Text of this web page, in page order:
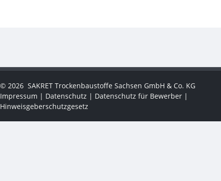
© 2026 SAKRET Trockenbaustoffe Sachsen GmbH & Co. KG
Impressum | Datenschutz | Datenschutz für Bewerber |
Hinweisgeberschutzgesetz